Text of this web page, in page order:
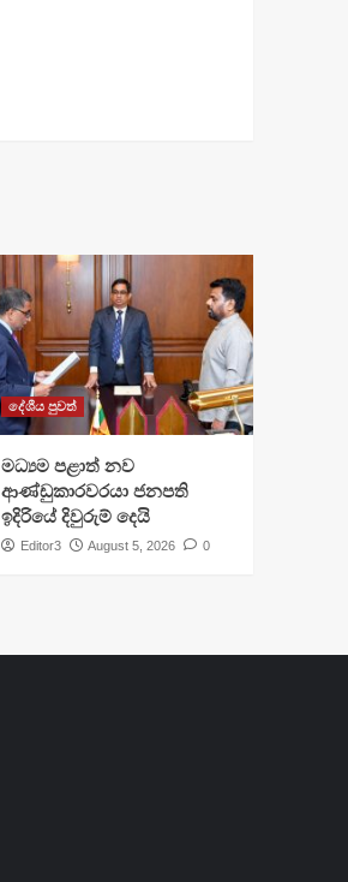
දේශීය පුවත්
මධ්‍යම පළාත් නව
ආණ්ඩුකාරවරයා ජනපති
ඉදිරියේ දිවුරුම් දෙයි
Editor3 August 5, 2026 0